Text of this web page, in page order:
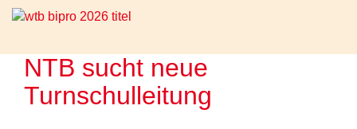
NTB sucht neue
Turnschulleitung